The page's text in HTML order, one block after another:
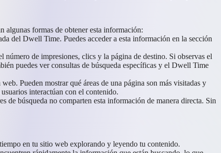
algunas formas de obtener esta información:
del Dwell Time. Puedes acceder a esta información en la sección
de impresiones, clics y la página de destino. Si observas el
puedes ver consultas de búsqueda específicas y el Dwell Time
Pueden mostrar qué áreas de una página son más visitadas y
interactúan con el contenido.
de búsqueda no comparten esta información de manera directa. Sin
en tu sitio web explorando y leyendo tu contenido.